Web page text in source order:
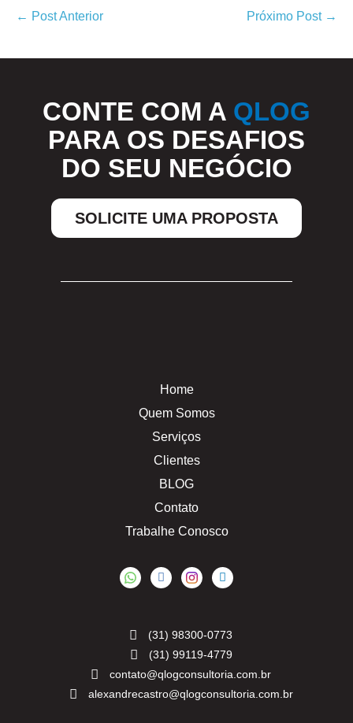
← Post Anterior Próximo Post →
CONTE COM A QLOG
PARA OS DESAFIOS
DO SEU NEGÓCIO
SOLICITE UMA PROPOSTA
Home
Quem Somos
Serviços
Clientes
BLOG
Contato
Trabalhe Conosco
(31) 98300-0773
(31) 99119-4779
contato@qlogconsultoria.com.br
alexandrecastro@qlogconsultoria.com.br